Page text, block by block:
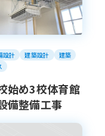
設計 建築設計
建築
始め3校体育館
備整備工事